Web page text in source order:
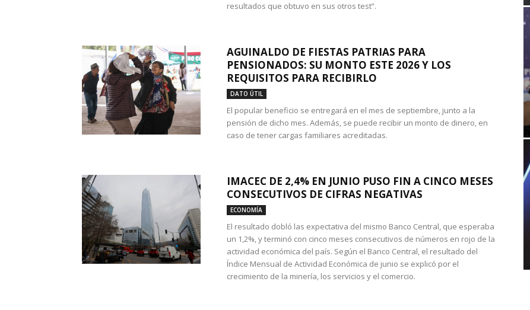
resultados que obtuvo en sus otros test”.
AGUINALDO DE FIESTAS PATRIAS PARA
PENSIONADOS: SU MONTO ESTE 2026 Y LOS
REQUISITOS PARA RECIBIRLO
DATO ÚTIL
El popular beneficio se entregará en el mes de septiembre, junto a la
pensión de dicho mes. Además, se puede recibir un monto de dinero, en
caso de tener cargas familiares acreditadas.
IMACEC DE 2,4% EN JUNIO PUSO FIN A CINCO MESES
CONSECUTIVOS DE CIFRAS NEGATIVAS
ECONOMÍA
El resultado dobló las expectativa del mismo Banco Central, que esperaba
un 1,2%, y terminó con cinco meses consecutivos de números en rojo de la
actividad económica del país. Según el Banco Central, el resultado del
Índice Mensual de Actividad Económica de junio se explicó por el
crecimiento de la minería, los servicios y el comercio.